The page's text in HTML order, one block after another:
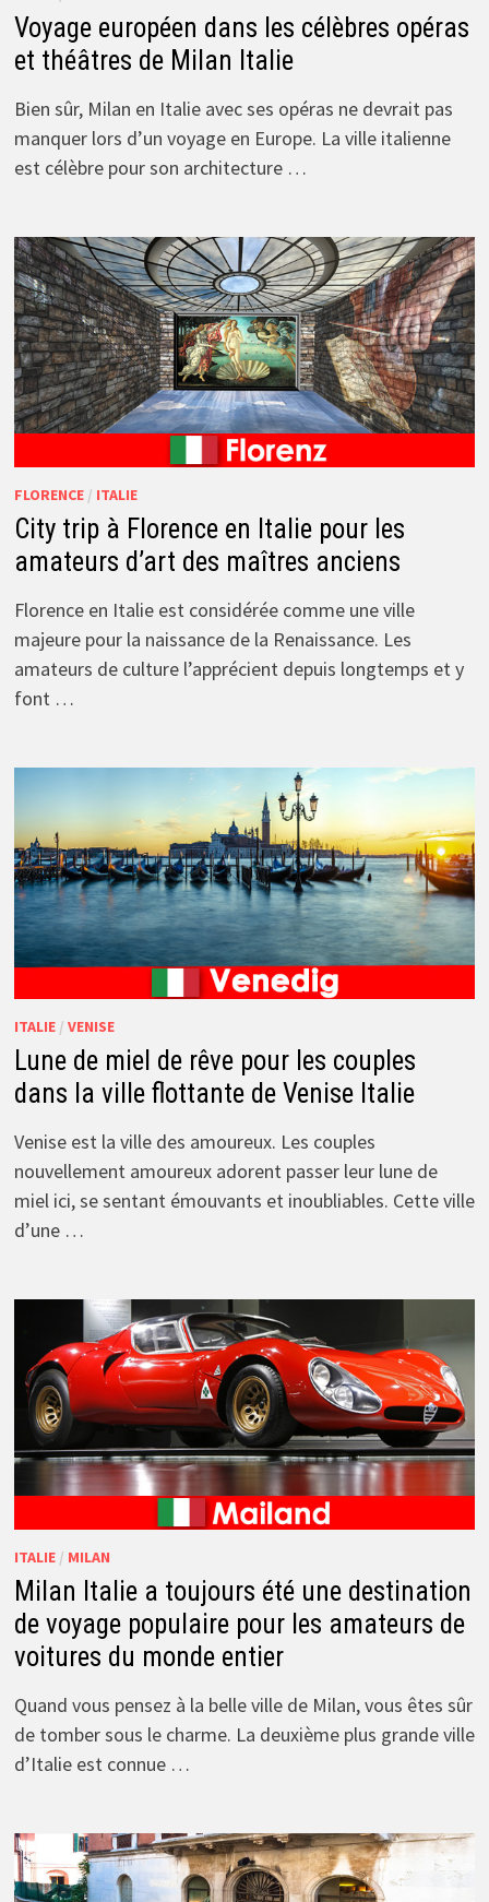
Voyage européen dans les célèbres opéras
et théâtres de Milan Italie
Bien sûr, Milan en Italie avec ses opéras ne devrait pas
manquer lors d’un voyage en Europe. La ville italienne
est célèbre pour son architecture …
FLORENCE/ ITALIE
City trip à Florence en Italie pour les
amateurs d’art des maîtres anciens
Florence en Italie est considérée comme une ville
majeure pour la naissance de la Renaissance. Les
amateurs de culture l’apprécient depuis longtemps et y
font …
ITALIE/ VENISE
Lune de miel de rêve pour les couples
dans la ville flottante de Venise Italie
Venise est la ville des amoureux. Les couples
nouvellement amoureux adorent passer leur lune de
miel ici, se sentant émouvants et inoubliables. Cette ville
d’une …
ITALIE/ MILAN
Milan Italie a toujours été une destination
de voyage populaire pour les amateurs de
voitures du monde entier
Quand vous pensez à la belle ville de Milan, vous êtes sûr
de tomber sous le charme. La deuxième plus grande ville
d’Italie est connue …